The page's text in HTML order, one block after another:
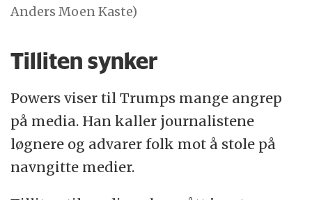
Anders Moen Kaste)
Tilliten synker
Powers viser til Trumps mange angrep
på media. Han kaller journalistene
løgnere og advarer folk mot å stole på
navngitte medier.